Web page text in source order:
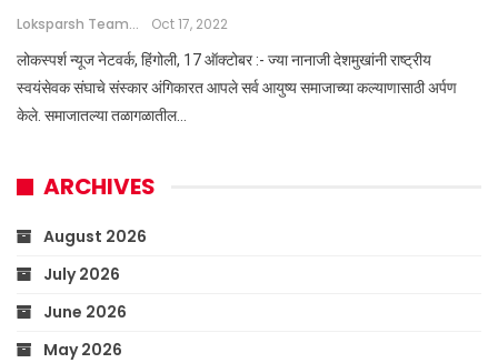
Loksparsh Team Oct 17, 2022
लोकस्पर्श न्यूज नेटवर्क, हिंगोली, 17 ऑक्टोबर :- ज्या नानाजी देशमुखांनी राष्ट्रीय
स्वयंसेवक संघाचे संस्कार अंगिकारत आपले सर्व आयुष्य समाजाच्या कल्याणासाठी अर्पण
केले. समाजातल्या तळागळातील…
ARCHIVES
August 2026
July 2026
June 2026
May 2026